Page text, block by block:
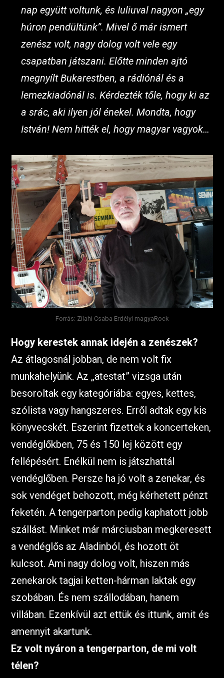
nap együtt voltunk, és Iuliuval nagyon „egy
húron pendültünk”. Mivel ő már ismert
zenész volt, nagy dolog volt vele egy
csapatban játszani. Előtte minden ajtó
megnyílt Bukarestben, a rádiónál és a
lemezkiadónál is. Kérdezték tőle, hogy ki az
a srác, aki ilyen jól énekel. Mondta, hogy
István! Nem hitték el, hogy magyar vagyok…
Forrás: Zilahi Csaba Erdélyi magyaRock
Hogy kerestek annak idején a zenészek?
Az átlagosnál jobban, de nem volt fix
munkahelyünk. Az „atestat” vizsga után
besoroltak egy kategóriába: egyes, kettes,
szólista vagy hangszeres. Erről adtak egy kis
könyvecskét. Eszerint fizettek a koncerteken,
vendéglőkben, 75 és 150 lej között egy
fellépésért. Enélkül nem is játszhattál
vendéglőben. Persze ha jó volt a zenekar, és
sok vendéget behozott, még kérhetett pénzt
feketén. A tengerparton pedig kaphatott jobb
szállást. Minket már márciusban megkeresett
a vendéglős az Aladinból, és hozott öt
kulcsot. Ami nagy dolog volt, hiszen más
zenekarok tagjai ketten-hárman laktak egy
szobában. És nem szállodában, hanem
villában. Ezenkívül azt ettük és ittunk, amit és
amennyit akartunk.
Ez volt nyáron a tengerparton, de mi volt
télen?